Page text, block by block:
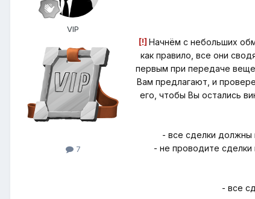
VIP
7
[!] Начнём с небольших
как правило, все они
первым при передаче
Bам предлагают, и
его, чтобы Bы остались
- все сделки должны
- не проводите
- все